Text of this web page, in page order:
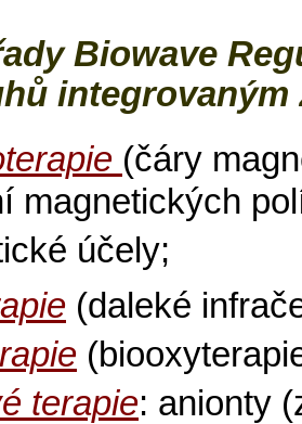
Biowave
(čáry
magnetických
účely;
(daleké
terapie: anionty